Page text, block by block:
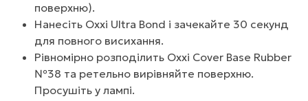
поверхню).
Нанесіть Oxxi Ultra Bond і зачекайте 30 секунд
для повного висихання.
Рівномірно розподілить Oxxi Cover Base Rubber
№38 та ретельно вирівняйте поверхню.
Просушіть у лампі.